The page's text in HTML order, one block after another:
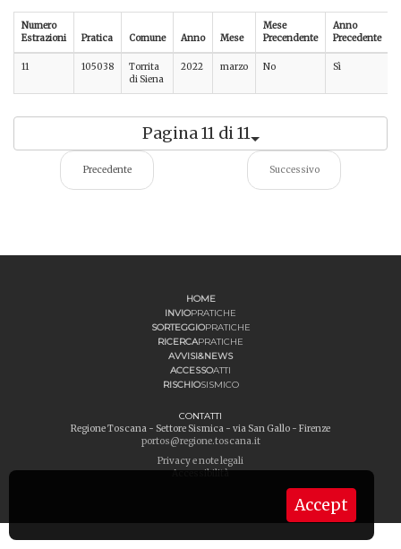
Numero
Estrazioni
Pratica Comune Anno Mese
Mese
Precendente
Anno
Precedente
11 105038
Torrita
di Siena
2022 marzo No Sì
Pagina 11 di 11
Precedente Successivo
Accept
HOME
INVIOPRATICHE
SORTEGGIOPRATICHE
RICERCAPRATICHE
AVVISI&NEWS
ACCESSOATTI
RISCHIOSISMICO
CONTATTI
Regione Toscana - Settore Sismica - via San Gallo - Firenze
portos@regione.toscana.it
Privacy e note legali
Accessibilità